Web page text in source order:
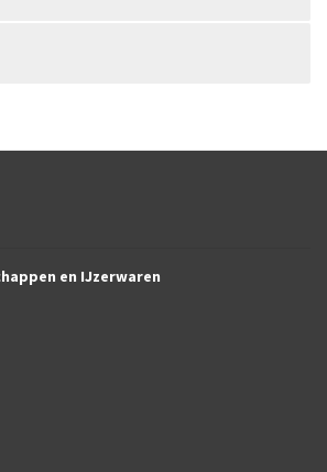
en IJzerwaren